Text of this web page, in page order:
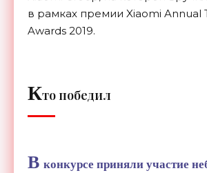
в рамках премии Xiaomi Annual
Awards 2019.
Кто победил
В конкурсе приняли участие